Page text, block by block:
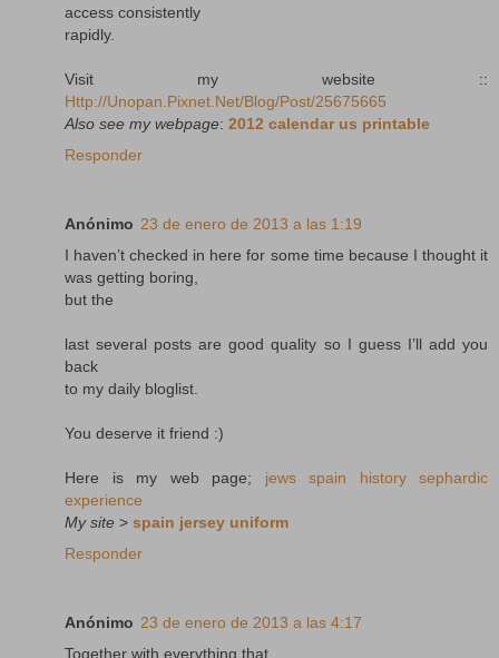
access consistently
rapidly.
Visit my website ::
Http://Unopan.Pixnet.Net/Blog/Post/25675665
Also see my webpage: 2012 calendar us printable
Responder
Anónimo 23 de enero de 2013 a las 1:19
I haven’t checked in here for some time because I thought it
was getting boring,
but the
last several posts are good quality so I guess I’ll add you
back
to my daily bloglist.
You deserve it friend :)
Here is my web page; jews spain history sephardic
experience
My site > spain jersey uniform
Responder
Anónimo 23 de enero de 2013 a las 4:17
Together with everything that